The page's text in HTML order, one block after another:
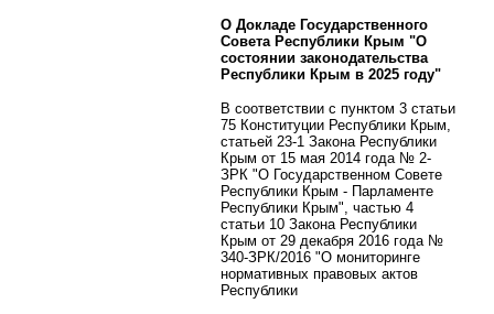
О Докладе Государственного
Совета Республики Крым "О
состоянии законодательства
Республики Крым в 2025 году"
В соответствии с пунктом 3 статьи
75 Конституции Республики Крым,
статьей 23-1 Закона Республики
Крым от 15 мая 2014 года № 2-
ЗРК "О Государственном Совете
Республики Крым - Парламенте
Республики Крым", частью 4
статьи 10 Закона Республики
Крым от 29 декабря 2016 года №
340-ЗРК/2016 "О мониторинге
нормативных правовых актов
Республики